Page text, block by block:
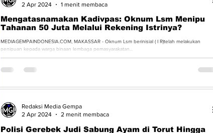
Mengatasnamakan Kadivpas: Oknum Lsm Menipu
Tahanan 50 Juta Melalui Rekening Istrinya?
MEDIAGEMPAINDONESIA.COM, MAKASSAR - Oknum Lsm berinisial ( I R)telah melakukan
penipuan kepada warga binaan lembaga pemasyarakatan...
2 Apr 2024
1 menit membaca
Polisi Gerebek Judi Sabung Ayam di Torut Hingga
Redaksi Media Gempa
2 Apr 2024
2 menit membaca